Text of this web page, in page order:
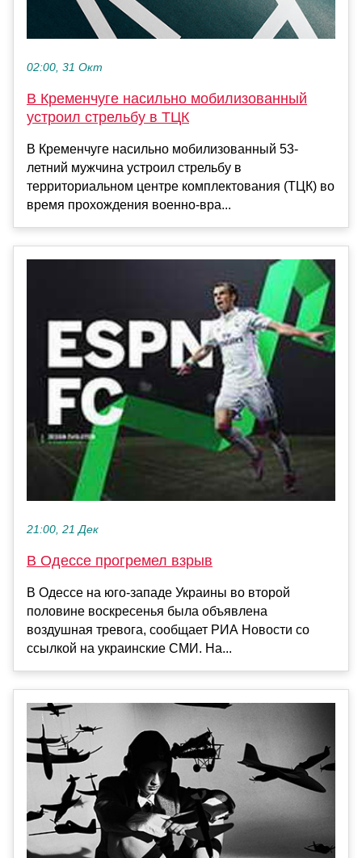
02:00, 31 Окт
В Кременчуге насильно мобилизованный
устроил стрельбу в ТЦК
В Кременчуге насильно мобилизованный 53-
летний мужчина устроил стрельбу в
территориальном центре комплектования (ТЦК) во
время прохождения военно-вра...
21:00, 21 Дек
В Одессе прогремел взрыв
В Одессе на юго-западе Украины во второй
половине воскресенья была объявлена
воздушная тревога, сообщает РИА Новости со
ссылкой на украинские СМИ. На...